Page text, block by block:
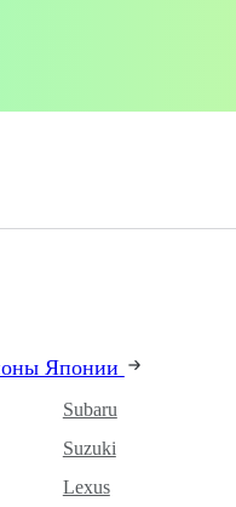
Японии
Subaru
Suzuki
Lexus